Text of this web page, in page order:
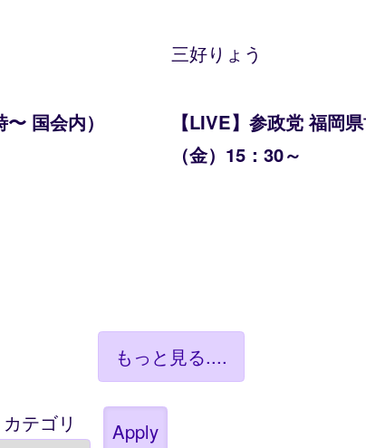
三好りょう
国会内）
【LIVE】参政党 福
（金）15：30～
もっと見る....
テゴリ